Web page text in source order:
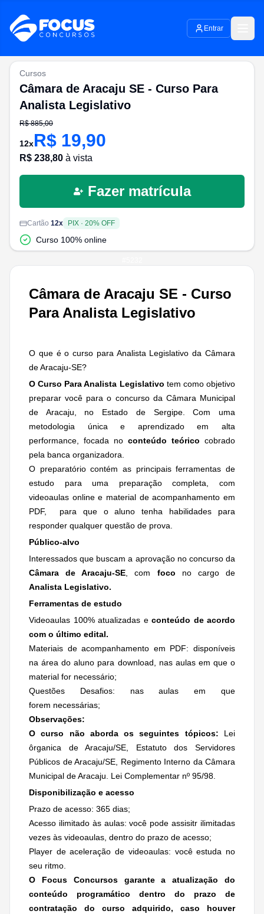
Entrar
Câmara de Aracaju SE - Curso
Para Analista Legislativo
O que é o curso para Analista Legislativo da Câmara
de Aracaju-SE?
O Curso Para Analista Legislativo tem como objetivo
preparar você para o concurso da Câmara Municipal
de Aracaju, no Estado de Sergipe. Com uma
metodologia única e aprendizado em alta
performance, focada no conteúdo teórico cobrado
pela banca organizadora.
O preparatório contém as principais ferramentas de
estudo para uma preparação completa, com
videoaulas online e material de acompanhamento em
PDF, para que o aluno tenha habilidades para
responder qualquer questão de prova.
Público-alvo
Interessados que buscam a aprovação no concurso da
Câmara de Aracaju-SE , com foco no cargo de
Analista Legislativo.
Ferramentas de estudo
Videoaulas 100% atualizadas e conteúdo de acordo
com o último edital.
Materiais de acompanhamento em PDF: disponíveis
na área do aluno para download, nas aulas em que o
material for necessário;
Questões Desafios: nas aulas em que
forem necessárias;
Observações:
O curso não aborda os seguintes tópicos: Lei
ôrganica de Aracaju/SE, Estatuto dos Servidores
Públicos de Aracaju/SE, Regimento Interno da Câmara
Municipal de Aracaju. Lei Complementar nº 95/98.
Disponibilização e acesso
Prazo de acesso: 365 dias;
Acesso ilimitado às aulas: você pode assisitr ilimitadas
vezes às videoaulas, dentro do prazo de acesso;
Player de aceleração de videoaulas: você estuda no
seu ritmo.
O Focus Concursos garante a atualização do
conteúdo programático dentro do prazo de
contratação do curso adquirido, caso houver
Cursos
Câmara de Aracaju SE - Curso Para
Analista Legislativo
R$885,00
12xR$ 19,90
R$ 238,80 à vista
Fazer matrícula
Cartão 12x PIX · 20% OFF
Curso 100% online